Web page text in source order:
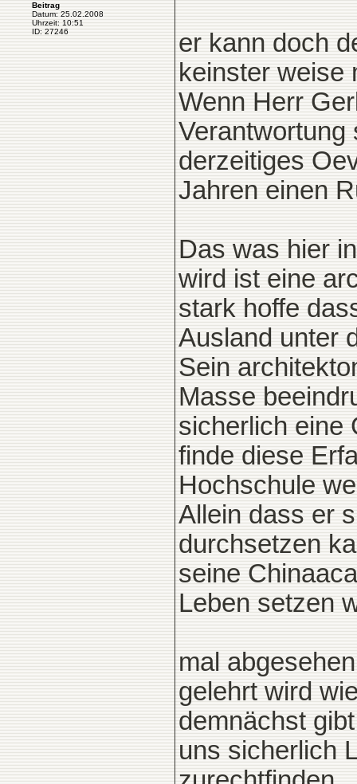
Beitrag
Datum: 25.02.2008
Uhrzeit: 10:51
ID: 27246
er kann doch
keinster weise
Wenn Herr
Verantwortung
derzeitiges
Jahren einen
Das was hier
wird ist eine
stark hoffe
Ausland unter
Sein
Masse
sicherlich eine
finde diese
Hochschule
Allein dass er
durchsetzen
seine
Leben setzen
mal
gelehrt wird
demnächst
uns sicherlich